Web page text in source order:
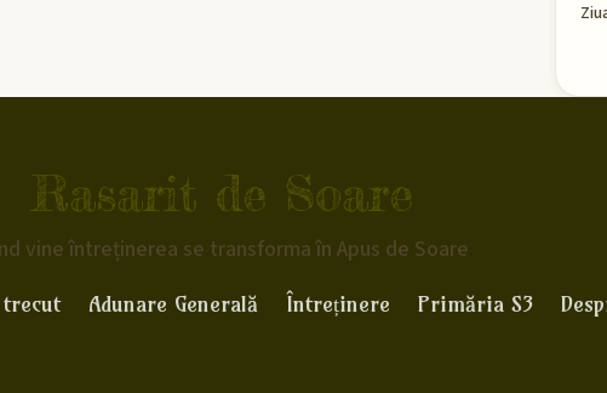
Rasarit de Soare
vine întreținerea se transforma în Apus de Soare
Adunare Generală Întreținere Primăria S3